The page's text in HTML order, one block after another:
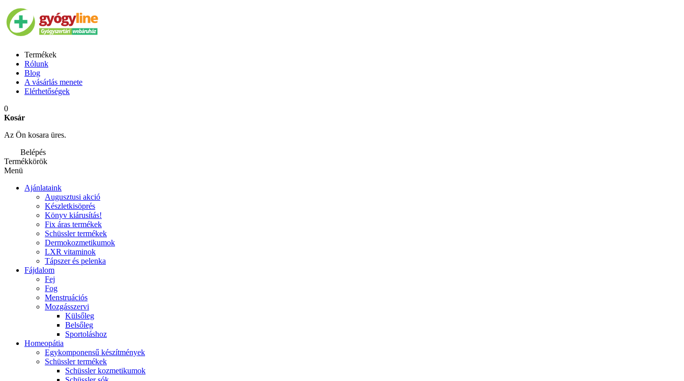
Termékek
Rólunk
Blog
A vásárlás menete
Elérhetőségek
0
Kosár
Az Ön kosara üres.
Belépés
Termékkörök
Menü
Ajánlataink
Augusztusi akció
Készletkisöprés
Könyv kiárusítás!
Fix áras termékek
Schüssler termékek
Dermokozmetikumok
LXR vitaminok
Tápszer és pelenka
Fájdalom
Fej
Fog
Menstruációs
Mozgásszervi
Külsőleg
Belsőleg
Sportoláshoz
Homeopátia
Egykomponensű készítmények
Schüssler termékek
Schüssler kozmetikumok